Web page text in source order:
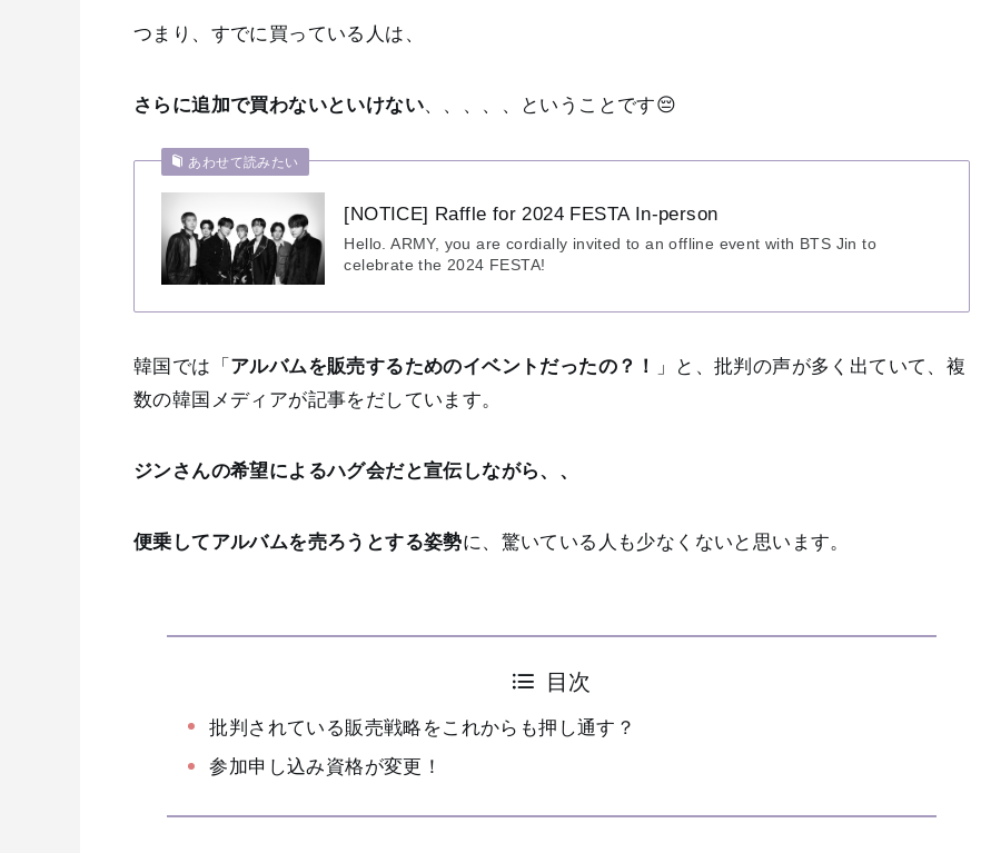
つまり、すでに買っている人は、
さらに追加で買わないといけない、、、、、ということです😔
あわせて読みたい
[NOTICE] Raffle for 2024 FESTA In-person
Hello. ARMY, you are cordially invited to an offline event with BTS Jin to
celebrate the 2024 FESTA!
韓国では「 アルバムを販売するためのイベントだったの？！
」と、批判の声が多く出ていて、複
数の韓国メディアが記事をだしています。
ジンさんの希望によるハグ会だと宣伝しながら、、
便乗してアルバムを売ろうとする姿勢に、驚いている人も少なくないと思います。
目次
批判されている販売戦略をこれからも押し通す？
参加申し込み資格が変更！